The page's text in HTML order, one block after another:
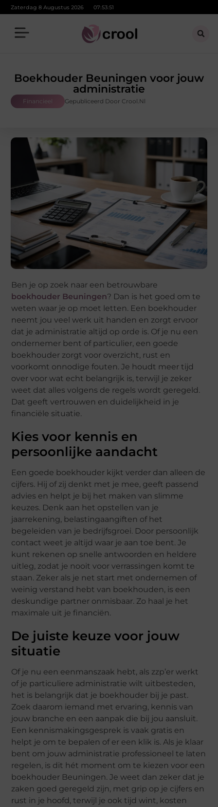
Zaterdag 8 Augustus 2026 07:53:51
Boekhouder Beuningen voor jouw
administratie
Financieel Gepubliceerd Door Crool.nl
Ben je op zoek naar een betrouwbare
boekhouder Beuningen? Dan is het goed om te
weten waar je op moet letten. Een boekhouder
neemt jou veel werk uit handen en zorgt ervoor
dat je administratie altijd op orde is. Of je nu een
ondernemer bent of particulier, een goede
boekhouder zorgt voor overzicht, rust en
voorkomt onnodige fouten. Je houdt meer tijd
over voor wat echt belangrijk is, terwijl je zeker
weet dat alles volgens de regels wordt geregeld.
Dat geeft vertrouwen en duidelijkheid in je
financiële situatie.
Kies voor kennis en
persoonlijke aandacht
Een goede boekhouder kijkt verder dan alleen de
cijfers. Hij of zij denkt met je mee, geeft passend
advies en helpt je bij het maken van slimme
keuzes. Denk aan het opstellen van je
jaarrekening, belastingaangiften of het
begeleiden van je bedrijfsgroei. Door persoonlijk
contact weet je altijd waar je aan toe bent. Je
kunt rekenen op snelle antwoorden en heldere
uitleg, zodat je nooit voor verrassingen komt te
staan. Zeker als je net start met ondernemen of
weinig verstand hebt van boekhouden, is een
deskundige partner onmisbaar. Zo haal je het
maximale uit je financiën.
De juiste keuze voor jouw
situatie
Of je nu een eenmanszaak hebt, als zzp’er werkt
of je particuliere administratie wilt uitbesteden,
het is belangrijk dat je boekhouder bij je past.
Zoek daarom iemand met ervaring, kennis van
jouw branche en een aanpak die bij jou aansluit.
Een kennismakingsgesprek is vaak gratis en
helpt je om te bepalen of er een klik is. Als je klaar
bent om jouw administratie professioneel te laten
regelen, is dit hét moment om te kiezen voor een
boekhouder Beuningen. Je weet dan zeker dat je
zaken goed geregeld zijn, met grip op je cijfers en
rust in je hoofd, terwijl je ook tijd wint, kosten